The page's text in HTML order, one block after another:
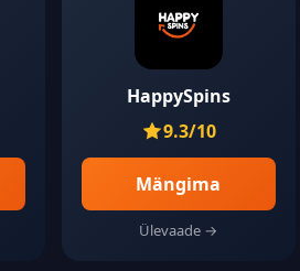
HappySpins
9.3/10
Mängima
Ülevaade →